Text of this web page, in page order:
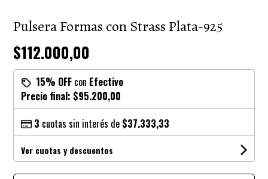
Pulsera Formas con Strass Plata-925
$112.000,00
15% OFF con Efectivo
Precio final: $95.200,00
3 cuotas sin interés de $37.333,33
Ver cuotas y descuentos